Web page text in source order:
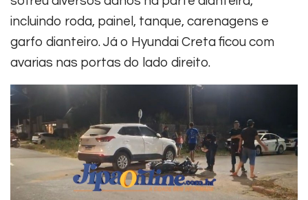
incluindo roda, painel, tanque, carenagens e
garfo dianteiro. Já o Hyundai Creta ficou com
avarias nas portas do lado direito.